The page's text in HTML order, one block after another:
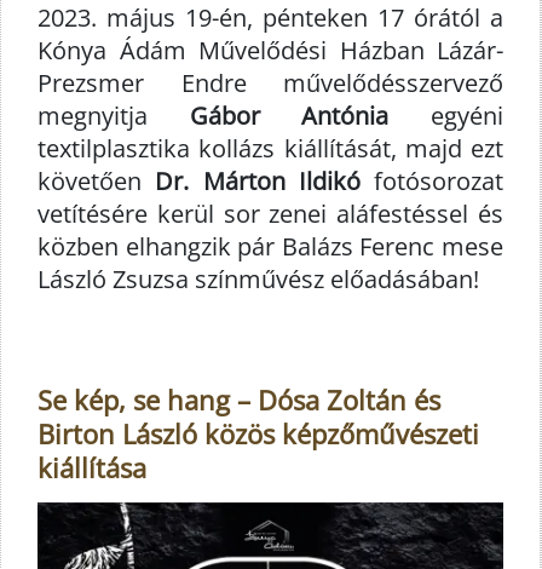
2023. május 19-én, pénteken 17 órától a
Kónya Ádám Művelődési Házban Lázár-
Prezsmer Endre művelődésszervező
megnyitja Gábor Antónia egyéni
textilplasztika kollázs kiállítását, majd ezt
követően Dr. Márton Ildikófotósorozat
vetítésére kerül sor zenei aláfestéssel és
közben elhangzik pár Balázs Ferenc mese
László Zsuzsa színművész előadásában!
Se kép, se hang – Dósa Zoltán és
Birton László közös képzőművészeti
kiállítása